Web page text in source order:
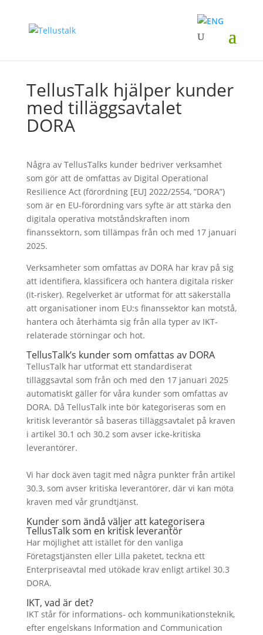
TellusTalk hjälper kunder
med tilläggsavtalet
DORA
Några av TellusTalks kunder bedriver verksamhet
som gör att de omfattas av Digital Operational
Resilience Act (förordning [EU] 2022/2554, ”DORA”)
som är en EU-förordning vars syfte är att stärka den
digitala operativa motståndskraften inom
finanssektorn, som tillämpas från och med 17 januari
2025.
Verksamheter som omfattas av DORA har krav på sig
att identifiera, klassificera och hantera digitala risker
(it-risker). Regelverket är utformat för att säkerställa
att organisationer inom EU:s finanssektor kan motstå,
hantera och återhämta sig från alla typer av IKT-
relaterade störningar och hot.
TellusTalk’s kunder som omfattas av DORA
TellusTalk har utformat ett standardiserat
tilläggsavtal som från och med den 17 januari 2025
automatiskt gäller för våra kunder som omfattas av
DORA. Då TellusTalk inte bör kategoriseras som en
kritisk leverantör så baseras tilläggsavtalet på kraven
i artikel 30.1 och 30.2 som avser icke-kritiska
leverantörer.
Vi har dock även tagit med några punkter från artikel
30.3, som avser kritiska leverantörer, där vi kan möta
kraven med vår grundtjänst.
Kunder som ändå väljer att kategorisera
TellusTalk som en kritisk leverantör
Har möjlighet att istället för den vanliga
Företagstjänsten eller Lilla paketet, teckna ett
Enterpriseavtal med utökade krav enligt artikel 30.3
DORA.
IKT, vad är det?
IKT står för informations- och kommunikationsteknik,
efter engelskans Information and Communication